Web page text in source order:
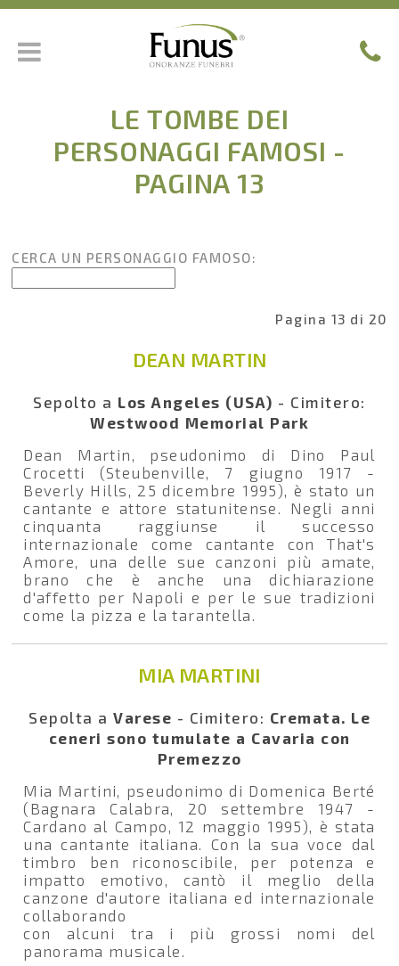
LE TOMBE DEI
PERSONAGGI FAMOSI -
PAGINA 13
CERCA UN PERSONAGGIO FAMOSO:
Pagina 13 di 20
DEAN MARTIN
Sepolto a Los Angeles (USA) - Cimitero:
Westwood Memorial Park
Dean Martin, pseudonimo di Dino Paul
Crocetti (Steubenville, 7 giugno 1917 -
Beverly Hills, 25 dicembre 1995), è stato un
cantante e attore statunitense. Negli anni
cinquanta raggiunse il successo
internazionale come cantante con That's
Amore, una delle sue canzoni più amate,
brano che è anche una dichiarazione
d'affetto per Napoli e per le sue tradizioni
come la pizza e la tarantella.
MIA MARTINI
Sepolta a Varese - Cimitero: Cremata. Le
ceneri sono tumulate a Cavaria con
Premezzo
Mia Martini, pseudonimo di Domenica Berté
(Bagnara Calabra, 20 settembre 1947 -
Cardano al Campo, 12 maggio 1995), è stata
una cantante italiana. Con la sua voce dal
timbro ben riconoscibile, per potenza e
impatto emotivo, cantò il meglio della
canzone d'autore italiana ed internazionale
collaborando
con alcuni tra i più grossi nomi del
panorama musicale.